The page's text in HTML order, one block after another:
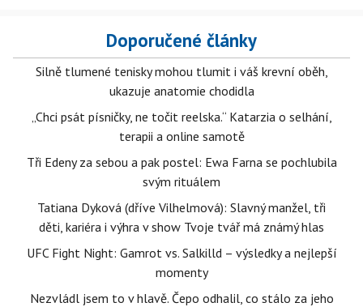
Doporučené články
Silně tlumené tenisky mohou tlumit i váš krevní oběh,
ukazuje anatomie chodidla
„Chci psát písničky, ne točit reelska.“ Katarzia o selhání,
terapii a online samotě
Tři Edeny za sebou a pak postel: Ewa Farna se pochlubila
svým rituálem
Tatiana Dyková (dříve Vilhelmová): Slavný manžel, tři
děti, kariéra i výhra v show Tvoje tvář má známý hlas
UFC Fight Night: Gamrot vs. Salkilld – výsledky a nejlepší
momenty
Nezvládl jsem to v hlavě. Čepo odhalil, co stálo za jeho